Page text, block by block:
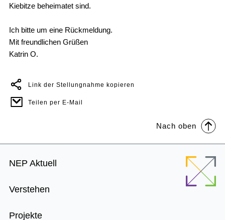
Kiebitze beheimatet sind.
Ich bitte um eine Rückmeldung.
Mit freundlichen Grüßen
Katrin O.
Link der Stellungnahme kopieren
Teilen per E-Mail
Nach oben
Footer
NEP Aktuell
Verstehen
Projekte